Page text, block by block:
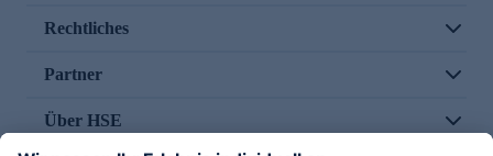
Rechtliches
Partner
Über HSE